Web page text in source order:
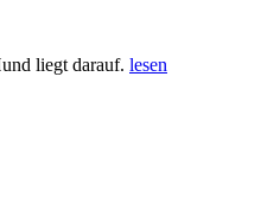
liegt darauf. lesen